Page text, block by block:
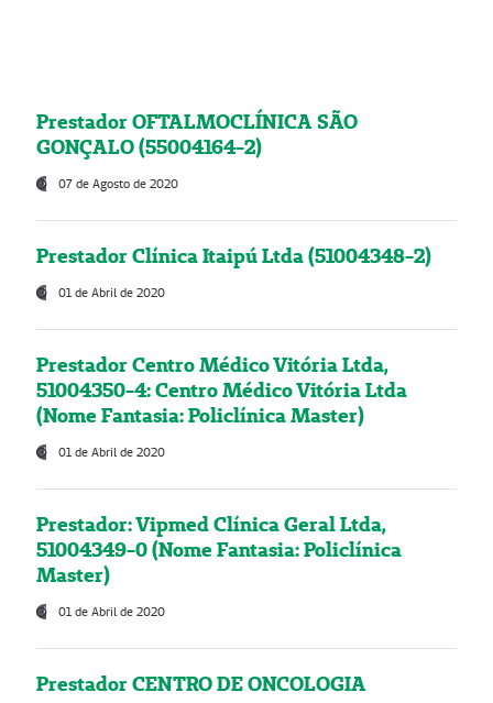
Prestador OFTALMOCLÍNICA SÃO
GONÇALO (55004164-2)
07 de Agosto de 2020
Prestador Clínica Itaipú Ltda (51004348-2)
01 de Abril de 2020
Prestador Centro Médico Vitória Ltda,
51004350-4: Centro Médico Vitória Ltda
(Nome Fantasia: Policlínica Master)
01 de Abril de 2020
Prestador: Vipmed Clínica Geral Ltda,
51004349-0 (Nome Fantasia: Policlínica
Master)
01 de Abril de 2020
Prestador CENTRO DE ONCOLOGIA